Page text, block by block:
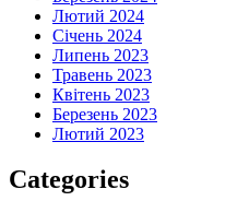
Лютий 2024
Січень 2024
Липень 2023
Травень 2023
Квітень 2023
Березень 2023
Лютий 2023
Categories